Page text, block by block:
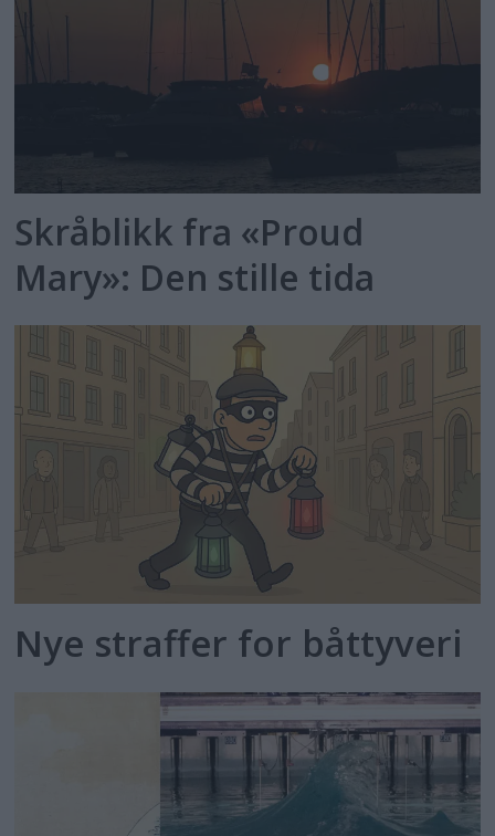
Skråblikk fra «Proud
Mary»: Den stille tida
Nye straffer for båttyveri